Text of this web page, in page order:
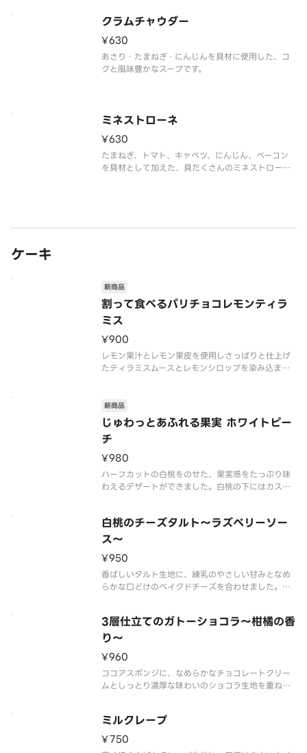
クラムチャウダー
¥630
あさり・たまねぎ・にんじんを具材に使用した、コ
クと風味豊かなスープです。
ミネストローネ
¥630
たまねぎ、トマト、キャベツ、にんじん、ベーコン
を具材として加えた、具だくさんのミネストローネ
ケーキ
割って食べるパリチョコレモンティラ
ミス
新商品
¥900
レモン果汁とレモン果皮を使用しさっぱりと仕上げ
たティラミスムースとレモンシロップを染み込ませ
で、割る瞬間の楽しさとともに食感の違いを堪能で
きます。
新しい食感ときゅんとした
じゅわっとあふれる果実 ホワイトピー
チ
新商品
¥980
ハーフカットの白桃をのせた、果実感をたっぷり味
わえるデザートができました。白桃の下にはカスタ
にクッキーとアーモンドを敷き込んでいます。まる
で白桃にかぶりつくようなみずみ
白桃のチーズタルト～ラズベリーソー
ス～
¥950
香ばしいタルト生地に、練乳のやさしい甘みとなめ
らかな口どけのベイクドチーズを合わせました。
お好みでラズベリーソースをかけていただくと、酸
味が加わり味わいの変化をお楽しみいただけま
3層仕立てのガトーショコラ～柑橘の香
り～
¥960
ココアスポンジに、なめらかなチョコレートクリー
ムとしっとり濃厚な味わいのショコラ生地を重ね
ミルクレープ
¥750